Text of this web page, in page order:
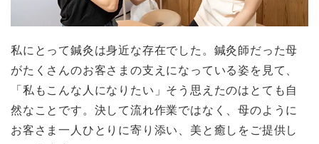
私にとって鍼灸は身近な存在でした。鍼灸師だった母
がたくさんのお客さまの支えになっている姿を見て、
「私もこんな人になりたい」そう思えたのはとても自
然なことです。決して流れ作業ではなく、母のように
お客さま一人ひとりに寄り添い、美と癒しをご提供し